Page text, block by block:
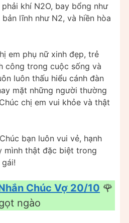
khí N2O, bay bổng như
lĩnh như N2, và hiền hòa
em phụ nữ xinh đẹp, trẻ
công trong cuộc sống và
luôn thấu hiểu cánh đàn
mặt những người thường
chị em vui khỏe và thật
bạn luôn vui vẻ, hạnh
mình thật đặc biệt trong
Chúc Vợ 20/10 🌹
ngào